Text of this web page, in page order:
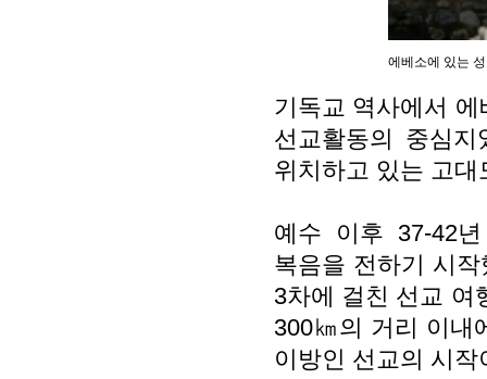
에베소에 있는
기독교 역사에서
선교활동의 중심
위치하고 있는 고대
예수 이후 37-42
복음을 전하기 시
3차에 걸친 선교 여
300㎞의 거리 이내
이방인 선교의 시